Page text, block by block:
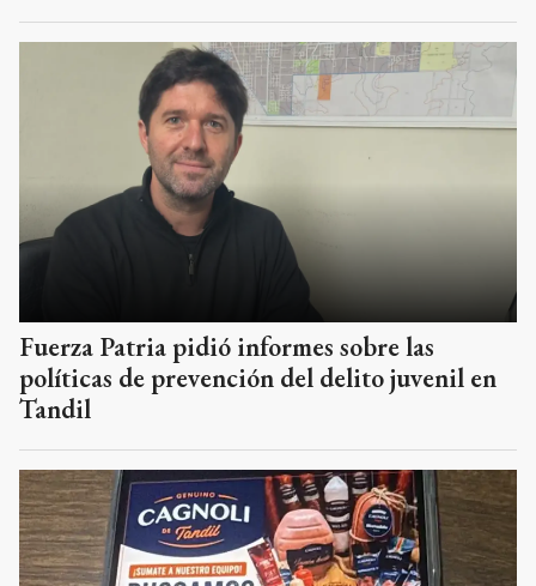
Fuerza Patria pidió informes sobre las
políticas de prevención del delito juvenil en
Tandil